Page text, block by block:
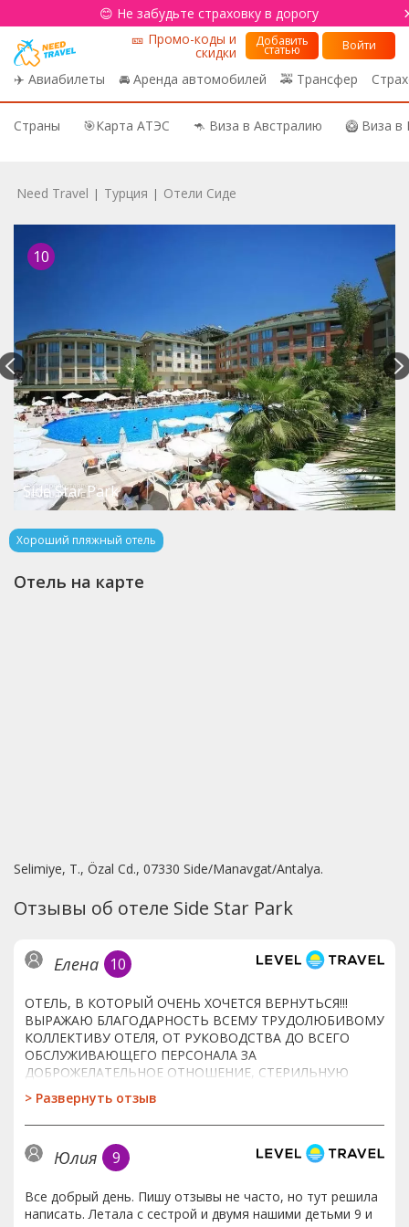
😊 Не забудьте страховку в дорогу
✈️ Авиабилеты 🚘 Аренда автомобилей 🚕 Трансфер
🎫 Промо-коды и
скидки
Добавить
статью Войти
Страны 🎯Карта АТЭС 🦘 Виза в Австралию 🥝 Виза
Need Travel | Турция | Отели Сиде
10
Side Star Park
Хороший пляжный отель
Отель на карте
Selimiye, T., Özal Cd., 07330 Side/Manavgat/Antalya.
Отзывы об отеле Side Star Park
Елена 10
ОТЕЛЬ, В КОТОРЫЙ ОЧЕНЬ ХОЧЕТСЯ ВЕРНУТЬСЯ!!!
ВЫРАЖАЮ БЛАГОДАРНОСТЬ ВСЕМУ ТРУДОЛЮБИВОМУ
КОЛЛЕКТИВУ ОТЕЛЯ, ОТ РУКОВОДСТВА ДО ВСЕГО
ОБСЛУЖИВАЮЩЕГО ПЕРСОНАЛА ЗА
ДОБРОЖЕЛАТЕЛЬНОЕ ОТНОШЕНИЕ, СТЕРИЛЬНУЮ
ЧИСТОТУ, ВКУСНЕЙШИЕ (ПРАКТИЧЕСКИ НЕ
ПОВТОРЯЮЩИЕСЯ БЛЮДА В РЕСТОРАНЕ). ВЫ САМАЯ
ЛУЧШАЯ КОМАНДА!Теперь кратко: трансфер 1 час
(отель был четвертый -последний), в Отеле были в 6
утра, сразу одели браслеты и отправили в ресторан
(такая забота очень приятно удивила). В 9 утра дали
номера. Султан (на ресепшене), дорогая, спасибо
огромное!!! Вайфай хороший, в том числе в номерах, у
> Развернуть отзыв
Юлия 9
Все добрый день. Пишу отзывы не часто, но тут решила
написать. Летала с сестрой и двумя нашими детьми 9 и